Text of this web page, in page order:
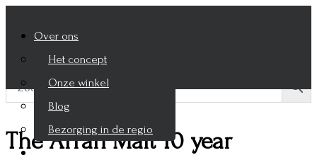
Over ons
Het concept
Onze winkel
Blog
Bezorging in de regio
Wijnen
The Arran Malt 10 year